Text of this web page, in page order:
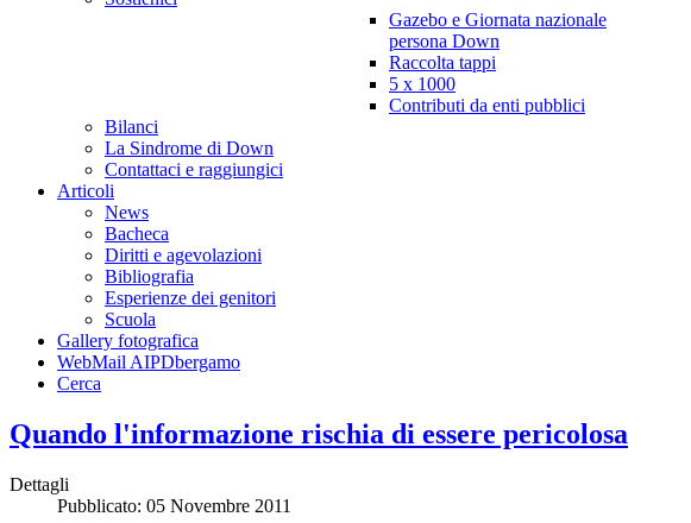
Gazebo e Giornata nazionale
persona Down
Raccolta tappi
5 x 1000
Contributi da enti pubblici
Bilanci
La Sindrome di Down
Contattaci e raggiungici
Articoli
News
Bacheca
Diritti e agevolazioni
Bibliografia
Esperienze dei genitori
Scuola
Gallery fotografica
WebMail AIPDbergamo
Cerca
Quando l'informazione rischia di essere pericolosa
Dettagli
Pubblicato: 05 Novembre 2011